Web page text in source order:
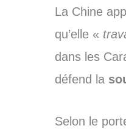
La Chine
qu’elle «
dans les
défend la
Selon le